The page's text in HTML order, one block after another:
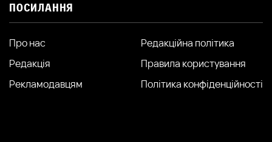
ПОСИЛАННЯ
Про нас
Редакція
Рекламодавцям
Редакційна політика
Правила користування
Політика конфіденційності